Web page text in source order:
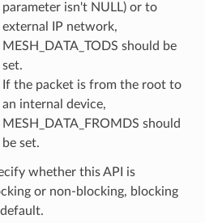
parameter isn't NULL) or to
external IP network,
MESH_DATA_TODS should be
set.
If the packet is from the root to
an internal device,
MESH_DATA_FROMDS should
be set.
whether this API is
or non-blocking, blocking